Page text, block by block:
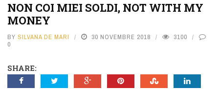
NON COI MIEI SOLDI, NOT WITH MY
MONEY
BY SILVANA DE MARI 30 NOVEMBRE 2018
3100
0
SHARE: